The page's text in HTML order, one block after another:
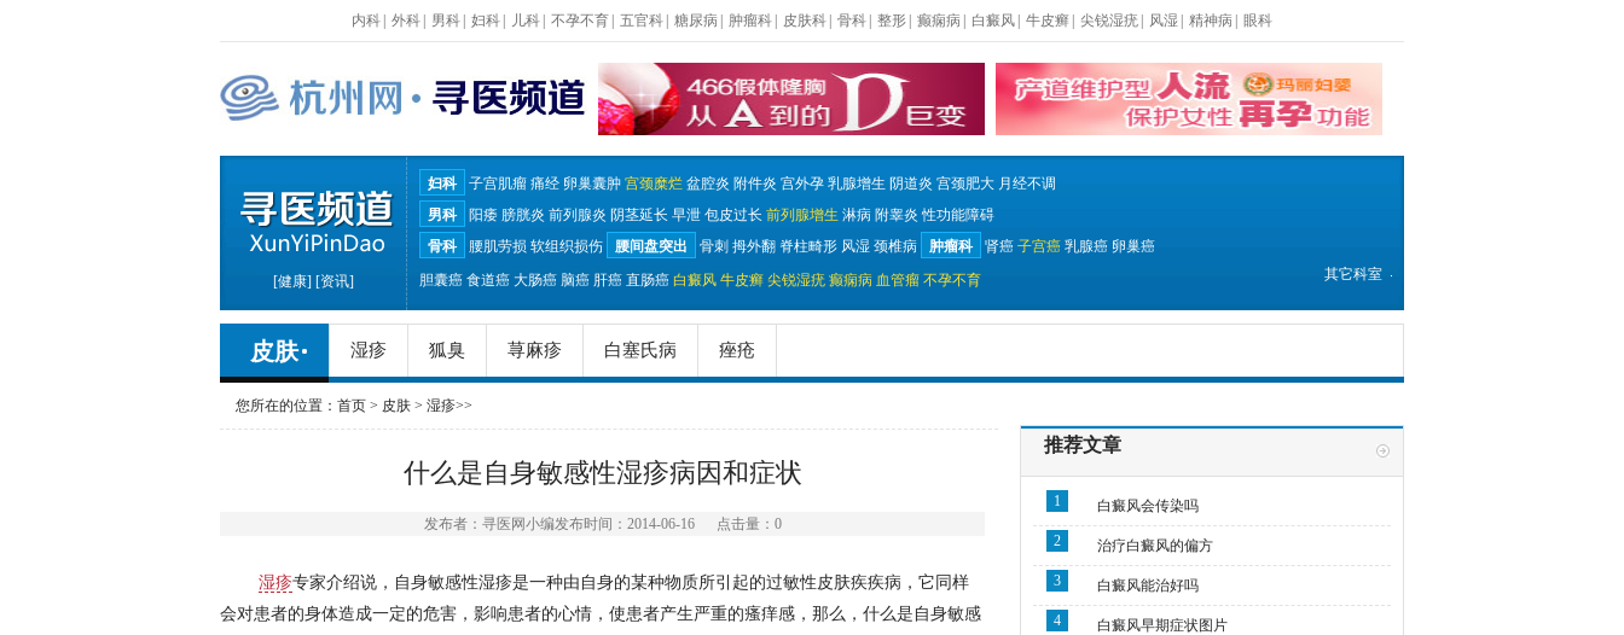
内科 外科 男科 妇科 儿科 不孕不育 五官科 糖尿病 肿瘤科 皮肤科 骨科 整形 癫痫病 白癜风 牛皮癣 尖锐湿疣 风湿 精神病 眼科
[健康] [资讯]
妇科 子宫肌瘤 痛经 卵巢囊肿 宫颈糜烂 盆腔炎 附件炎 宫外孕 乳腺增生 阴道炎 宫颈肥大 月经不调
男科
阳痿 膀胱炎 前列腺炎 阴茎延长 早泄 包皮过长 前列腺增生 淋病 附睾炎 性功能障碍
骨科
腰肌劳损 软组织损伤 腰间盘突出 骨刺 拇外翻 脊柱畸形 风湿 颈椎病 肿瘤科 肾癌 子宫癌 乳腺癌 卵巢癌
胆囊癌 食道癌 大肠癌 脑癌 肝癌 直肠癌 白癜风 牛皮癣 尖锐湿疣 癫痫病 血管瘤 不孕不育 其它科室
皮肤 湿疹 狐臭 荨麻疹 白塞氏病 痤疮
您所在的位置： 首页 > 皮肤 > 湿疹>>
什么是自身敏感性湿疹病因和症状
发布者：寻医网小编发布时间：2014-06-16点击量： 0
湿疹专家介绍说，自身敏感性湿疹是一种由自身的某种物质所引起的过敏性皮肤疾疾病，它同样
会对患者的身体造成一定的危害，影响患者的心情，使患者产生严重的瘙痒感，那么，什么是自身敏感
推荐文章
1 白癜风会传染吗
2 治疗白癜风的偏方
3 白癜风能治好吗
4 白癜风早期症状图片